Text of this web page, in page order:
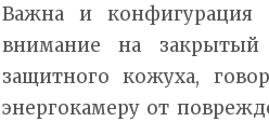
Важна и конфигурация
внимание на
защитного кожуха,
энергокамеру от